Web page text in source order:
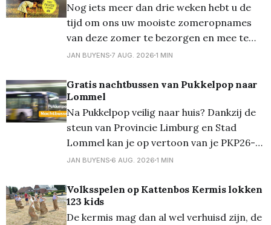
Overal waren alleen maar
Nog iets meer dan drie weken hebt u de
tijd om ons uw mooiste zomeropnames
van deze zomer te bezorgen en mee te
dingen naar een mooie prijs... Zondag 30
onherroepelijke deadline! En die foto's die
mogen zowat 'alles'
JAN BUYENS 7 AUG. 2026 1 MIN
Gratis nachtbussen van Pukkelpop naar
Lommel
Na Pukkelpop veilig naar huis? Dankzij de
steun van Provincie Limburg en Stad
Lommel kan je op vertoon van je PKP26-
polsbandje gratis gebruik maken van de
vertrekken aan een speciale halte bij het
festivalterrein in Kiewit na afloop van de
festivaldag: Nacht van
JAN BUYENS 6 AUG. 2026 1 MIN
Volksspelen op Kattenbos Kermis lokken
123 kids
De kermis mag dan al wel verhuisd zijn, de